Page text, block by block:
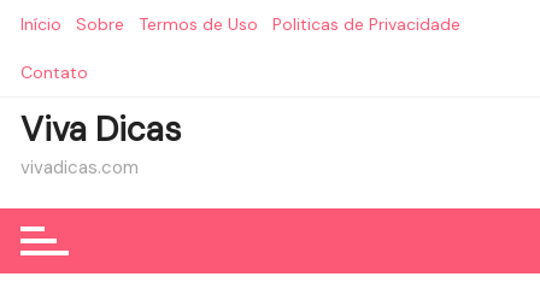
Início Sobre Termos de Uso Politicas de Privacidade
Contato
Viva Dicas
vivadicas.com